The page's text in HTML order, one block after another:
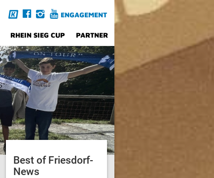
ENGAGEMENT
RHEIN SIEG CUP PARTNER
Best of Friesdorf-
News